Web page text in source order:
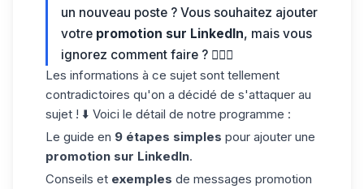
un nouveau poste ? Vous souhaitez ajouter
votre promotion sur LinkedIn, mais vous
ignorez comment faire ? 🤦🏻‍♀️
Les informations à ce sujet sont tellement
contradictoires qu'on a décidé de s'attaquer au
sujet ! ⬇️ Voici le détail de notre programme :
Le guide en 9 étapes simples pour ajouter une
promotion sur LinkedIn.
Conseils et exemples de messages promotion